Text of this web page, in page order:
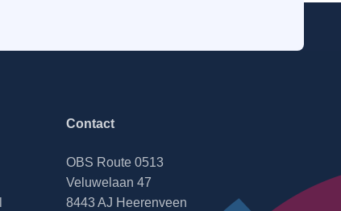
Contact
OBS Route 0513
Veluwelaan 47
8443 AJ Heerenveen